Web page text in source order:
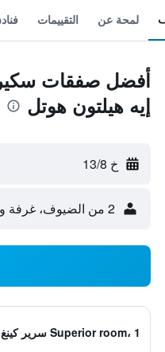
لمحة عن التقييمات
أفضل صفقات
إيه هيلتون هوتل
خ 13/8
2 من الضيوف، غرفة واحدة
Superior room، 1 سرير كينغ